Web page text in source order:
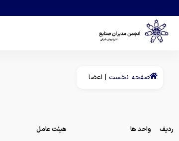
صفحه نخست | اعضا
ردیف واحد ها هیئت عامل